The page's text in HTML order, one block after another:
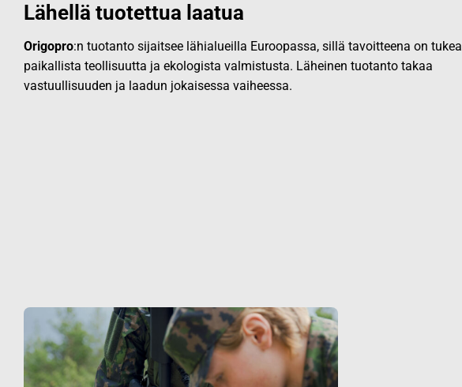
Lähellä tuotettua laatua
Origopro:n tuotanto sijaitsee lähialueilla Euroopassa, sillä tavoitteena on tukea
paikallista teollisuutta ja ekologista valmistusta. Läheinen tuotanto takaa
vastuullisuuden ja laadun jokaisessa vaiheessa.